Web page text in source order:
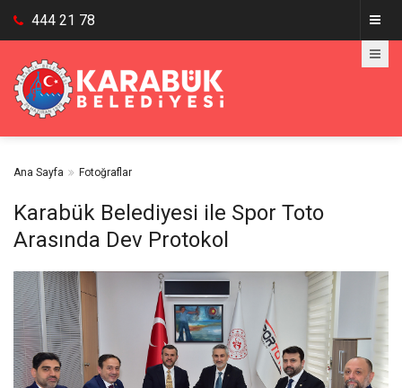
444 21 78
Ana Sayfa Fotoğraflar
Karabük Belediyesi ile Spor Toto
Arasında Dev Protokol